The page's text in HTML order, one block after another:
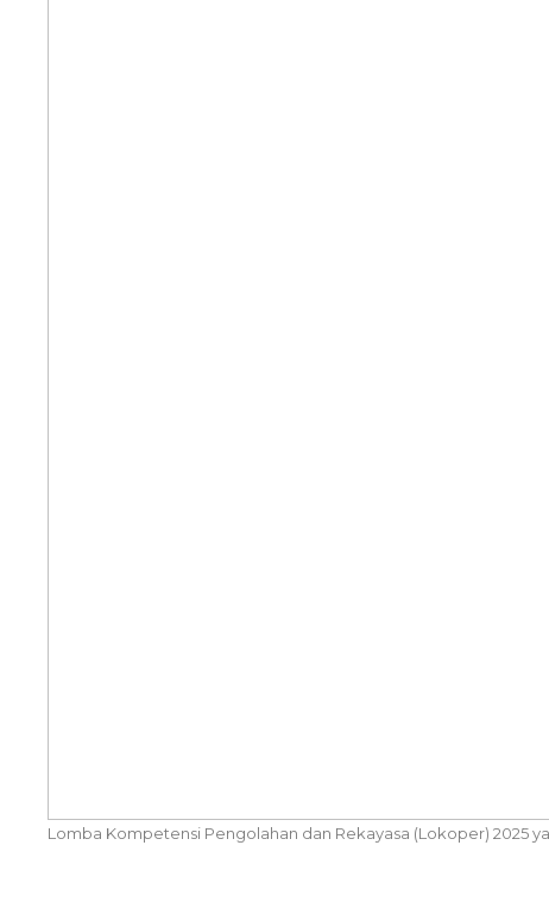
Lomba Kompetensi Pengolahan dan Rekayasa (Lokoper) 2025